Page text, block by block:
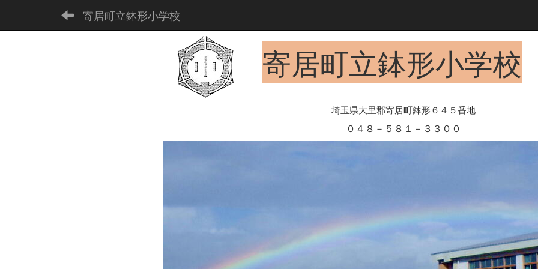
寄居町立鉢形小学校
寄居町立鉢形小学校
埼玉県大里郡寄居町鉢形６４５番地
０４８－５８１－３３００